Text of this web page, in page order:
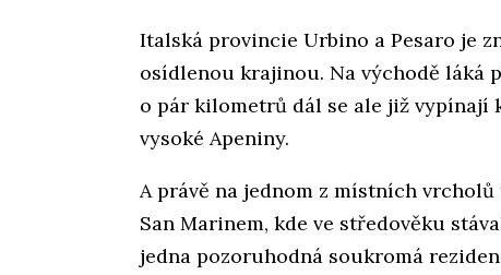
Italská provincie Urbino a Pesaro je
osídlenou krajinou. Na východě láká
o pár kilometrů dál se ale již vypínají
vysoké Apeniny.
A právě na jednom z místních
San Marinem, kde ve středověku
jedna pozoruhodná soukromá